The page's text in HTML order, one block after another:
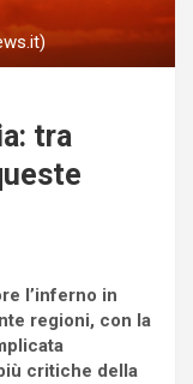
tra
l’inferno in
regioni, con la
critiche della